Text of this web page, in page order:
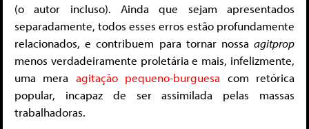
(o autor incluso). Ainda que sejam apresentados
separadamente, todos esses erros estão profundamente
relacionados, e contribuem para tornar nossa agitprop
menos verdadeiramente proletária e mais, infelizmente,
uma mera agitação pequeno-burguesa com retórica
popular, incapaz de ser assimilada pelas massas
trabalhadoras.